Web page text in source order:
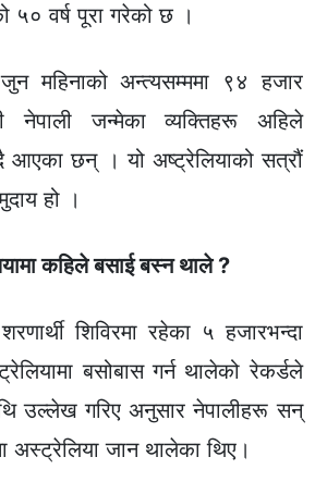
५० वर्ष पूरा गरेको छ ।
महिनाको अन्त्यसम्ममा ९४ हजार
नेपाली जन्मेका व्यक्तिहरू अहिले
आएका छन् । यो अष्ट्रेलियाको सत्रौं
हो ।
कहिले बसाई बस्न थाले ?
शिविरमा रहेका ५ हजारभन्दा
बसोबास गर्न थालेको रेकर्डले
उल्लेख गरिए अनुसार नेपालीहरू सन्
जान थालेका थिए।